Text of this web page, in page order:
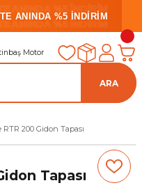
ANINDA %5 İNDİRİM
ANINDA %5 İNDİRİM
ANINDA %5 İNDİRİM
ARA
200 Gidon Tapası
Tapası